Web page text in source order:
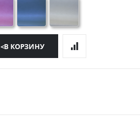
<В КОРЗИНУ